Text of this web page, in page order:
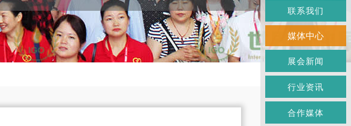
联系我们
媒体中心
展会新闻
行业资讯
合作媒体